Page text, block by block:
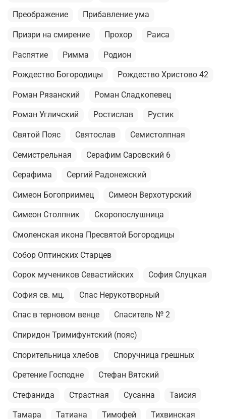
Преображение Прибавление ума
Призри на смирение Прохор Раиса
Распятие Римма Родион
Рождество Богородицы Рождество Христово 42
Роман Рязанский Роман Сладкопевец
Роман Угличский Ростислав Рустик
Святой Пояс Святослав Семистолпная
Семистрельная Серафим Саровский 6
Серафима Сергий Радонежский
Симеон Богоприимец Симеон Верхотурский
Симеон Столпник Скоропослушница
Смоленская икона Пресвятой Богородицы
Собор Оптинских Старцев
Сорок мучеников Севастийских София Слуцкая
София св. мц. Спас Нерукотворный
Спас в терновом венце Спаситель № 2
Спиридон Тримифунтский (пояс)
Спорительница хлебов Споручница грешных
Сретение Господне Стефан Вятский
Стефанида Страстная Сусанна Таисия
Тамара Татиана Тимофей Тихвинская